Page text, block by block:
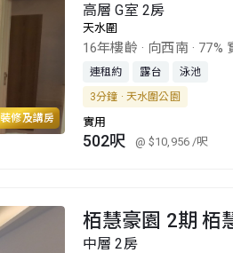
裝修及講房
高層 G室 2房
天水圍
16年樓齡 · 向西南 · 77%
連租約 露台
泳池
3分鐘 · 天水圍公園
實用
502呎 @ $10,956 /呎
栢慧豪園 2期 栢
中層 2房